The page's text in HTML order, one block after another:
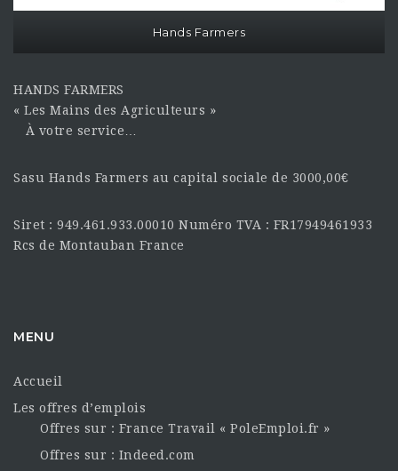
Hands Farmers
HANDS FARMERS
« Les Mains des Agriculteurs »
À votre service…
Sasu Hands Farmers au capital sociale de 3000,00€
Siret : 949.461.933.00010 Numéro TVA : FR17949461933
Rcs de Montauban France
MENU
Accueil
Les offres d’emplois
Offres sur : France Travail « PoleEmploi.fr »
Offres sur : Indeed.com